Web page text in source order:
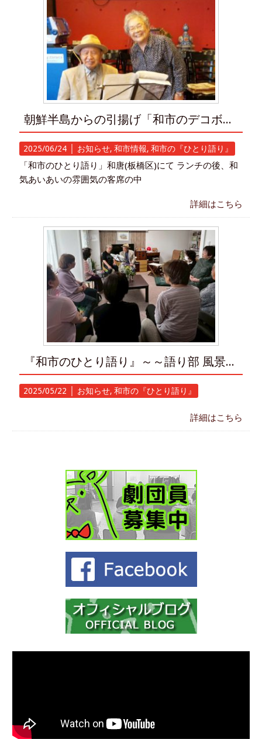
朝鮮半島からの引揚げ「和市のデコボコポコポコ果て」より～
2025/06/24 │ お知らせ,和市情報,和市の『ひとり語り』
「和市のひとり語り」和唐(板橋区)にて ランチの後、和
気あいあいの雰囲気の客席の中
詳細はこちら
『和市のひとり語り』～～語り部 風景～～
2025/05/22 │ お知らせ,和市の『ひとり語り』
詳細はこちら